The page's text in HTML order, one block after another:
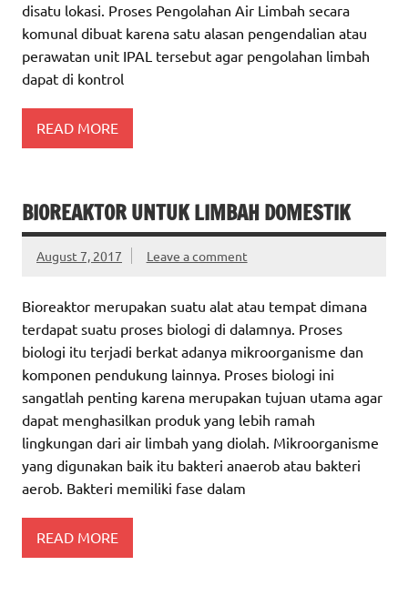
disatu lokasi. Proses Pengolahan Air Limbah secara
komunal dibuat karena satu alasan pengendalian atau
perawatan unit IPAL tersebut agar pengolahan limbah
dapat di kontrol
READ MORE
BIOREAKTOR UNTUK LIMBAH DOMESTIK
August 7, 2017 Leave a comment
Bioreaktor merupakan suatu alat atau tempat dimana
terdapat suatu proses biologi di dalamnya. Proses
biologi itu terjadi berkat adanya mikroorganisme dan
komponen pendukung lainnya. Proses biologi ini
sangatlah penting karena merupakan tujuan utama agar
dapat menghasilkan produk yang lebih ramah
lingkungan dari air limbah yang diolah. Mikroorganisme
yang digunakan baik itu bakteri anaerob atau bakteri
aerob. Bakteri memiliki fase dalam
READ MORE